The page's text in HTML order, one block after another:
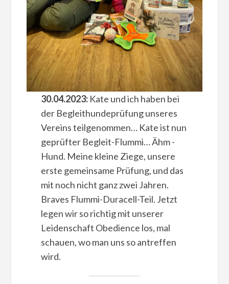
30.04.2023:Kate und ich haben bei
der Begleithundeprüfung unseres
Vereins teilgenommen… Kate ist nun
geprüfter Begleit-Flummi… Ähm -
Hund. Meine kleine Ziege, unsere
erste gemeinsame Prüfung, und das
mit noch nicht ganz zwei Jahren.
Braves Flummi-Duracell-Teil. Jetzt
legen wir so richtig mit unserer
Leidenschaft Obedience los, mal
schauen, wo man uns so antreffen
wird.